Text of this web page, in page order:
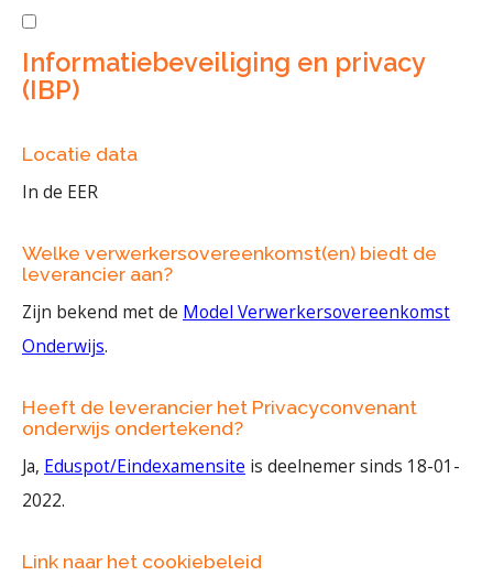
Informatiebeveiliging en privacy
(IBP)
Locatie data
In de EER
Welke verwerkersovereenkomst(en) biedt de
leverancier aan?
Zijn bekend met de Model Verwerkersovereenkomst
Onderwijs.
Heeft de leverancier het Privacyconvenant
onderwijs ondertekend?
Ja, Eduspot/Eindexamensite is deelnemer sinds 18-01-
2022.
Link naar het cookiebeleid